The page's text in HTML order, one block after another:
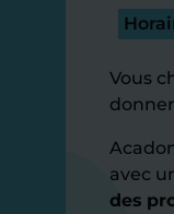
Vous
avec
des